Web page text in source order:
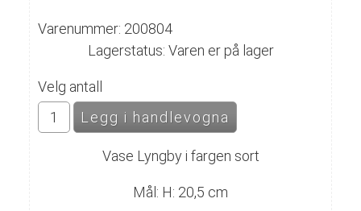
Varenummer: 200804
Lagerstatus: Varen er på lager
Velg antall
Vase Lyngby i fargen sort
Mål: H: 20,5 cm